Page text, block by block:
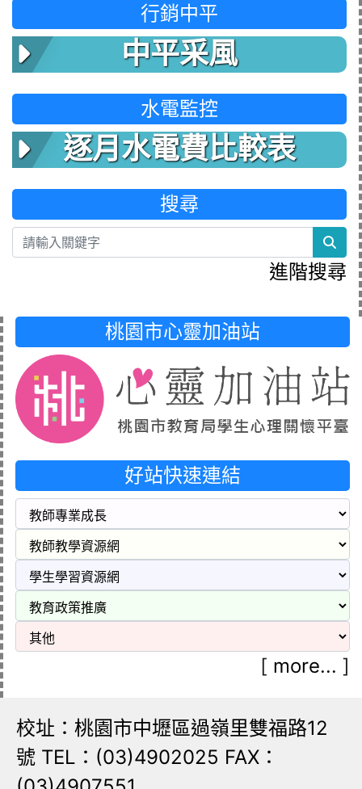
行銷中平
中平采風
水電監控
逐月水電費比較表
搜尋
進階搜尋
桃園市心靈加油站
好站快速連結
[ more... ]
校址：桃園市中壢區過嶺里雙福路12
號 TEL：(03)4902025 FAX：